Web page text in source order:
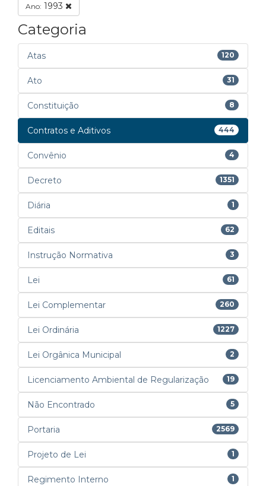
Ano: 1993
Categoria
Atas 120
Ato 31
Constituição 8
Contratos e Aditivos 444
Convênio 4
Decreto 1351
Diária 1
Editais 62
Instrução Normativa 3
Lei 61
Lei Complementar 260
Lei Ordinária 1227
Lei Orgânica Municipal 2
Licenciamento Ambiental de Regularização 19
Não Encontrado 5
Portaria 2569
Projeto de Lei 1
Regimento Interno 1